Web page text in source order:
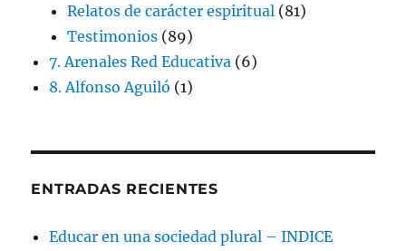
Relatos de carácter espiritual (81)
Testimonios (89)
7. Arenales Red Educativa (6)
8. Alfonso Aguiló (1)
ENTRADAS RECIENTES
Educar en una sociedad plural – INDICE